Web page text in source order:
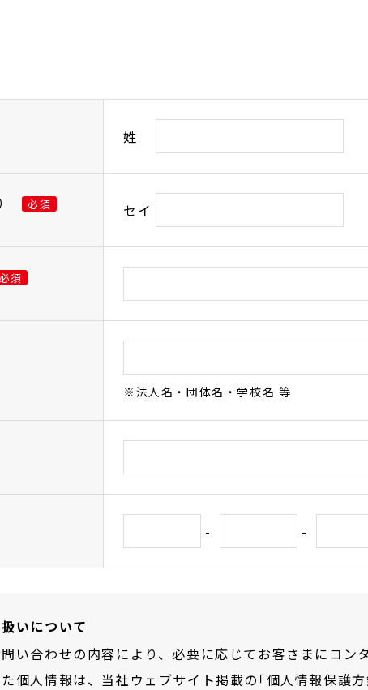
姓
必須 セイ
必須
※法人名・団体名・学校名 等
- -
いについて
い合わせの内容により、必要に応じてお客さまにコン
個人情報は、当社ウェブサイト掲載の｢個人情報保護